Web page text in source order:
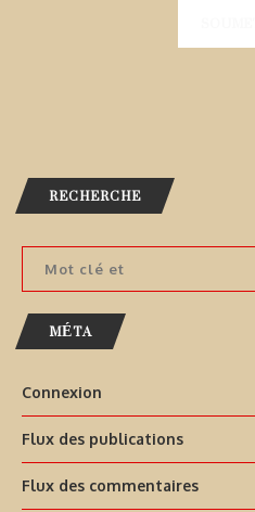
RECHERCHE
MÉTA
Connexion
Flux des publications
Flux des commentaires